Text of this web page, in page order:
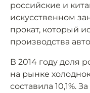
российские и
искусственном
прокат, который
производства
В 2014 году доля
на рынке
составила 10,1%.